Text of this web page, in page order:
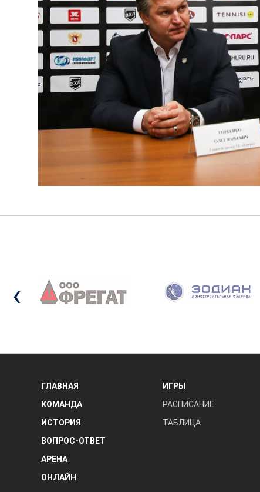
‹
ГЛАВНАЯ
КОМАНДА
ИСТОРИЯ
ВОПРОС-ОТВЕТ
АРЕНА
ОНЛАЙН
ИГРЫ
РАСПИСАНИЕ
ТАБЛИЦА